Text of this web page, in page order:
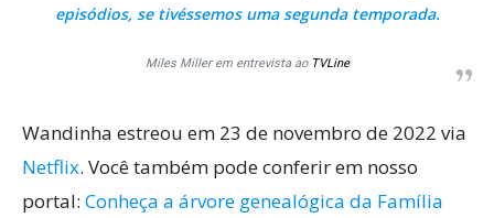
episódios, se tivéssemos uma segunda temporada.
Miles Miller em entrevista ao TVLine
Wandinha estreou em 23 de novembro de 2022 via
Netflix. Você também pode conferir em nosso
portal: Conheça a árvore genealógica da Família